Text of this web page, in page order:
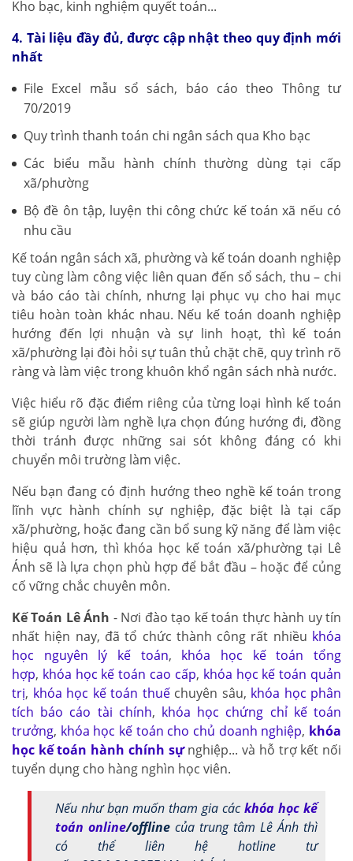
Kho bạc, kinh nghiệm quyết toán...
4. Tài liệu đầy đủ, được cập nhật theo quy định mới
nhất
File Excel mẫu sổ sách, báo cáo theo Thông tư
70/2019
Quy trình thanh toán chi ngân sách qua Kho bạc
Các biểu mẫu hành chính thường dùng tại cấp
xã/phường
Bộ đề ôn tập, luyện thi công chức kế toán xã nếu có
nhu cầu
Kế toán ngân sách xã, phường và kế toán doanh nghiệp
tuy cùng làm công việc liên quan đến sổ sách, thu – chi
và báo cáo tài chính, nhưng lại phục vụ cho hai mục
tiêu hoàn toàn khác nhau. Nếu kế toán doanh nghiệp
hướng đến lợi nhuận và sự linh hoạt, thì kế toán
xã/phường lại đòi hỏi sự tuân thủ chặt chẽ, quy trình rõ
ràng và làm việc trong khuôn khổ ngân sách nhà nước.
Việc hiểu rõ đặc điểm riêng của từng loại hình kế toán
sẽ giúp người làm nghề lựa chọn đúng hướng đi, đồng
thời tránh được những sai sót không đáng có khi
chuyển môi trường làm việc.
Nếu bạn đang có định hướng theo nghề kế toán trong
lĩnh vực hành chính sự nghiệp, đặc biệt là tại cấp
xã/phường, hoặc đang cần bổ sung kỹ năng để làm việc
hiệu quả hơn, thì khóa học kế toán xã/phường tại Lê
Ánh sẽ là lựa chọn phù hợp để bắt đầu – hoặc để củng
cố vững chắc chuyên môn.
Kế Toán Lê Ánh - Nơi đào tạo kế toán thực hành uy tín
nhất hiện nay, đã tổ chức thành công rất nhiều khóa
học nguyên lý kế toán, khóa học kế toán tổng
hợp, khóa học kế toán cao cấp, khóa học kế toán quản
trị, khóa học kế toán thuếchuyên sâu, khóa học phân
tích báo cáo tài chính, khóa học chứng chỉ kế toán
trưởng, khóa học kế toán cho chủ doanh nghiệp, khóa
học kế toán hành chính sựnghiệp... và hỗ trợ kết nối
tuyển dụng cho hàng nghìn học viên.
Nếu như bạn muốn tham gia cáckhóa học kế
toán online/offline của trung tâm Lê Ánh thì
có thể liên hệ hotline tư